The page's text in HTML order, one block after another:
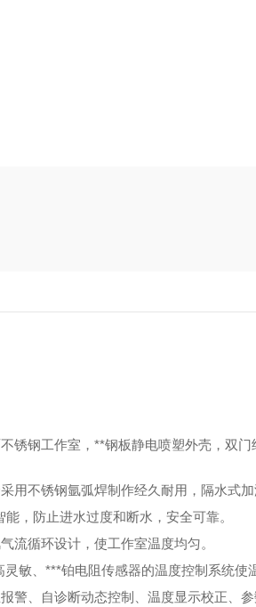
锈钢工作室，**钢板静电喷塑外壳，双
用不锈钢氩弧焊制作经久耐用，隔水式
，防止进水过度和断水，安全可靠。
流循环设计，使工作室温度均匀。
敏、***铂电阻传感器的温度控制系统使
警、自诊断动态控制、温度显示校正、参